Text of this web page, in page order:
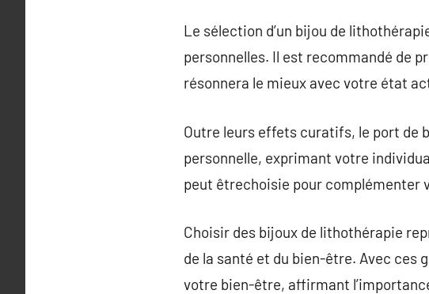
Le sélection d’un bijou de
personnelles. Il est recommandé de
résonnera le mieux avec votre état
Outre leurs effets curatifs, le port de
personnelle, exprimant votre
peut êtrechoisie pour complémenter
Choisir des bijoux de lithothérapie
de la santé et du bien-être. Avec ces
votre bien-être, affirmant